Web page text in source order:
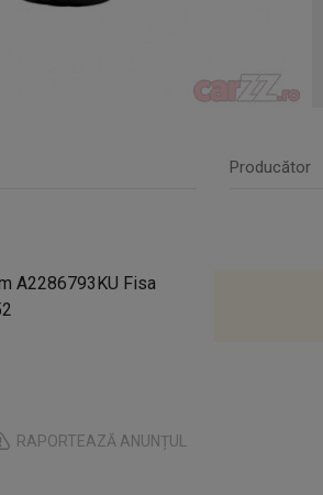
Producător
A2286793KU Fisa
RAPORTEAZĂ ANUNȚUL